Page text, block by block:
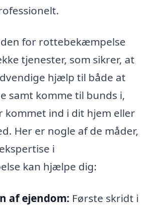
for rottebekæmpelse
tjenester, som sikrer, at
hjælp til både at
samt komme til bunds i,
kommet ind i dit hjem eller
Her er nogle af de måder,
i
kan hjælpe dig:
af ejendom: Første skridt i